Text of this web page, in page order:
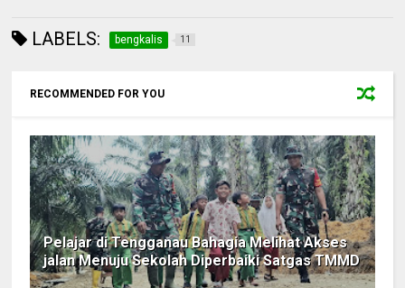
LABELS: bengkalis 11
RECOMMENDED FOR YOU
Pelajar di Tengganau Bahagia Melihat Akses
jalan Menuju Sekolah Diperbaiki Satgas TMMD